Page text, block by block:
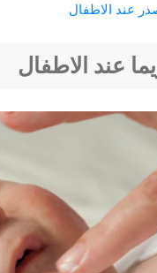
عند الاطفال
عند الاطفال